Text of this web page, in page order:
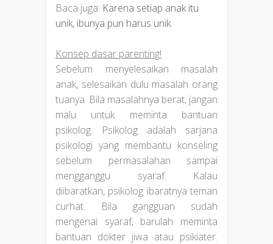
Baca juga: Karena setiap anak itu
unik, ibunya pun harus unik.
Konsep dasar parenting!
Sebelum menyelesaikan masalah
anak, selesaikan dulu masalah orang
tuanya. Bila masalahnya berat, jangan
malu untuk meminta bantuan
psikolog. Psikolog adalah sarjana
psikologi yang membantu konseling
sebelum permasalahan sampai
mengganggu syaraf. Kalau
diibaratkan, psikolog ibaratnya teman
curhat. Bila gangguan sudah
mengenai syaraf, barulah meminta
bantuan dokter jiwa atau psikiater.